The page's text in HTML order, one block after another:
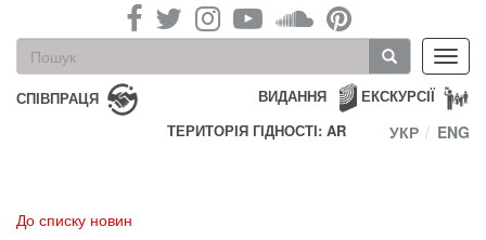
Пошукова
форма
Пошук
СПІВПРАЦЯ ЕКСКУРСІЇ
ВИДАННЯ
ТЕРИТОРІЯ ГІДНОСТІ: AR
УКР ENG
До списку новин